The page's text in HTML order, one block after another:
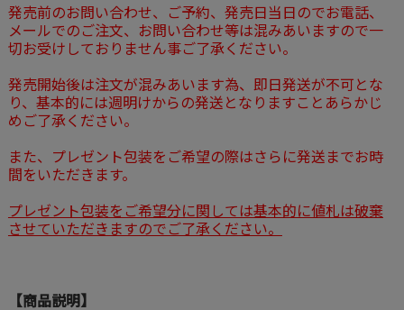
発売前のお問い合わせ、ご予約、発売日当日のでお電話、
メールでのご注文、お問い合わせ等は混みあいますので一
切お受けしておりません事ご了承ください。
発売開始後は注文が混みあいます為、即日発送が不可とな
り、基本的には週明けからの発送となりますことあらかじ
めご了承ください。
また、プレゼント包装をご希望の際はさらに発送までお時
間をいただきます。
プレゼント包装をご希望分に関しては基本的に値札は破棄
させていただきますのでご了承ください。
【商品説明】